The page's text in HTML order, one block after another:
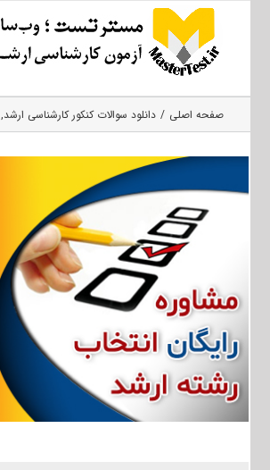
صفحه اصلی دانلود سوالات کنکور کارشناسی ارشد